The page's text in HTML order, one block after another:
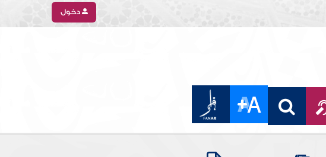
دخول